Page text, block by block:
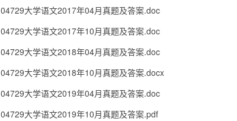
04729大学语文2017年04月真题及答案.doc
04729大学语文2017年10月真题及答案.doc
04729大学语文2018年04月真题及答案.doc
04729大学语文2018年10月真题及答案.docx
04729大学语文2019年04月真题及答案.doc
04729大学语文2019年10月真题及答案.pdf